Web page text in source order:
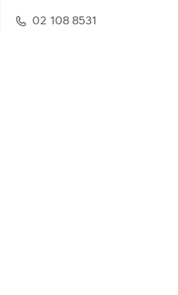
02 108 8531